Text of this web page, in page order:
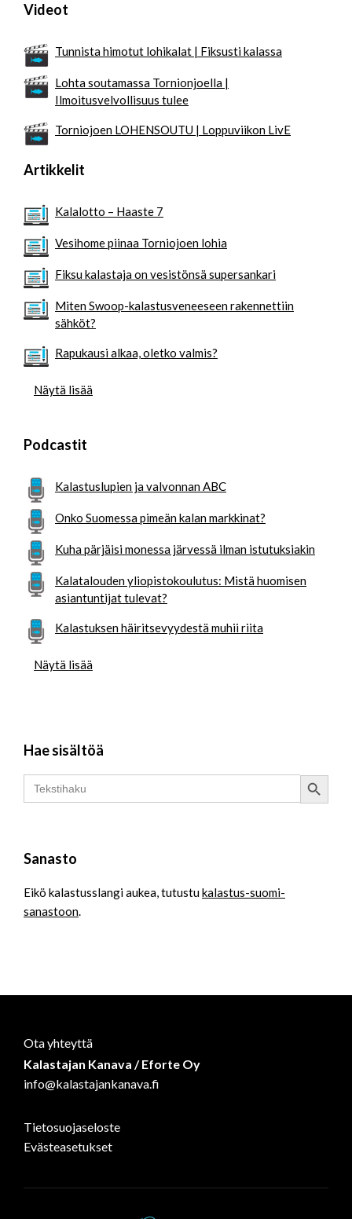
Videot
Tunnista himotut lohikalat | Fiksusti kalassa
Lohta soutamassa Tornionjoella |
Ilmoitusvelvollisuus tulee
Torniojoen LOHENSOUTU | Loppuviikon LivE
Artikkelit
Kalalotto – Haaste 7
Vesihome piinaa Torniojoen lohia
Fiksu kalastaja on vesistönsä supersankari
Miten Swoop-kalastusveneeseen rakennettiin
sähköt?
Rapukausi alkaa, oletko valmis?
Näytä lisää
Podcastit
Kalastuslupien ja valvonnan ABC
Onko Suomessa pimeän kalan markkinat?
Kuha pärjäisi monessa järvessä ilman istutuksiakin
Kalatalouden yliopistokoulutus: Mistä huomisen
asiantuntijat tulevat?
Kalastuksen häiritsevyydestä muhii riita
Näytä lisää
Hae sisältöä
Search
for:
Search Button
Sanasto
Eikö kalastusslangi aukea, tutustukalastus-suomi-
sanastoon.
Ota yhteyttä
Kalastajan Kanava / Eforte Oy
info@kalastajankanava.fi
Tietosuojaseloste
Evästeasetukset